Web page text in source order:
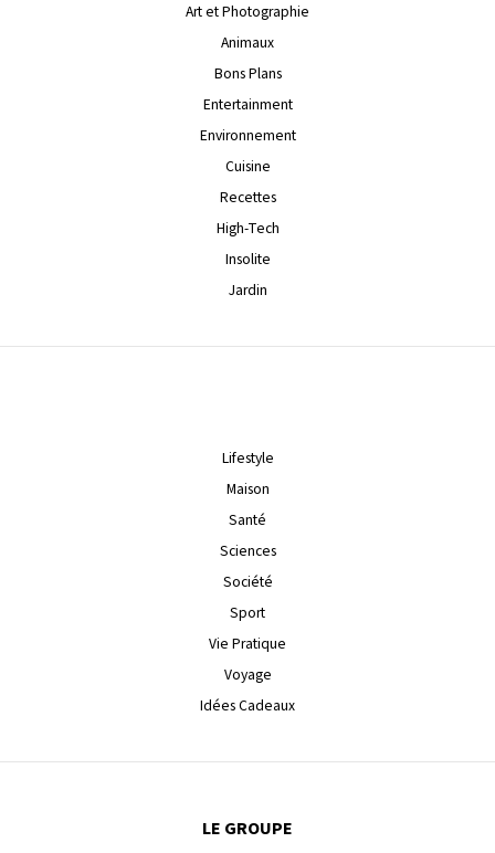
Art et Photographie
Animaux
Bons Plans
Entertainment
Environnement
Cuisine
Recettes
High-Tech
Insolite
Jardin
Lifestyle
Maison
Santé
Sciences
Société
Sport
Vie Pratique
Voyage
Idées Cadeaux
LE GROUPE